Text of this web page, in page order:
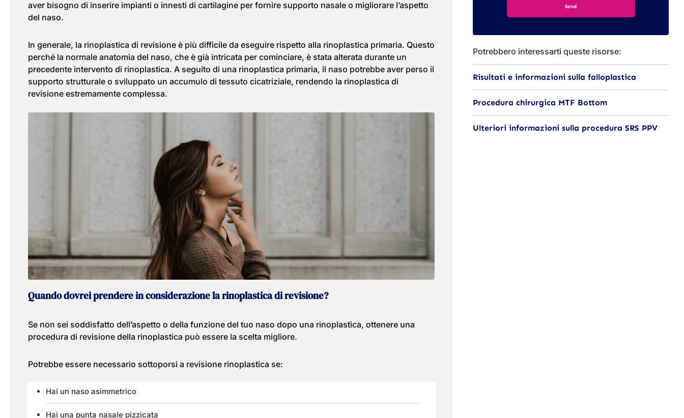
aver bisogno di inserire impianti o innesti di cartilagine per fornire supporto nasale o migliorare l’aspetto
del naso.
In generale, la rinoplastica di revisione è più difficile da eseguire rispetto alla rinoplastica primaria. Questo
perché la normale anatomia del naso, che è già intricata per cominciare, è stata alterata durante un
precedente intervento di rinoplastica. A seguito di una rinoplastica primaria, il naso potrebbe aver perso il
supporto strutturale o sviluppato un accumulo di tessuto cicatriziale, rendendo la rinoplastica di
revisione estremamente complessa.
Quando dovrei prendere in considerazione la rinoplastica di revisione?
Se non sei soddisfatto dell’aspetto o della funzione del tuo naso dopo una rinoplastica, ottenere una
procedura di revisione della rinoplastica può essere la scelta migliore.
Potrebbe essere necessario sottoporsi a revisione rinoplastica se:
Hai un naso asimmetrico
Hai una punta nasale pizzicata
Potrebbero interessarti queste risorse:
Risultati e informazioni sulla falloplastica
Procedura chirurgica MTF Bottom
Ulteriori informazioni sulla procedura SRS PPV